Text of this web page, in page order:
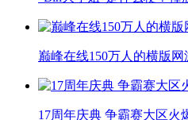
巅峰在线150万人的横版
17周年庆典 争霸赛大区火